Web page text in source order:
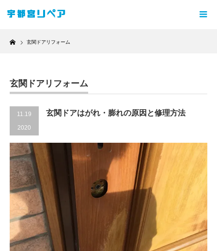
Home
玄関ドアリフォーム
玄関ドアリフォーム
11.19
2020
玄関ドアはがれ・膨れの原因と修理方法